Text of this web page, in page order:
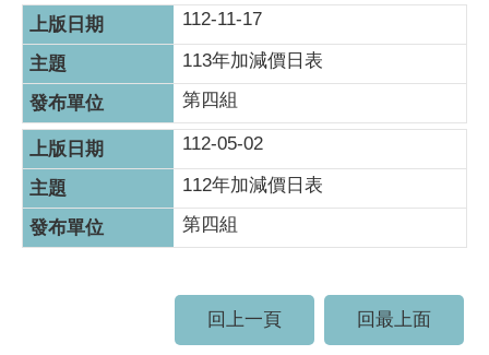
112-11-17
113年加減價日表
第四組
112-05-02
112年加減價日表
第四組
回上一頁 回最上面